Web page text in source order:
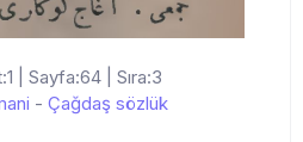
| Sayfa:64 | Sıra:3
- Çağdaş sözlük